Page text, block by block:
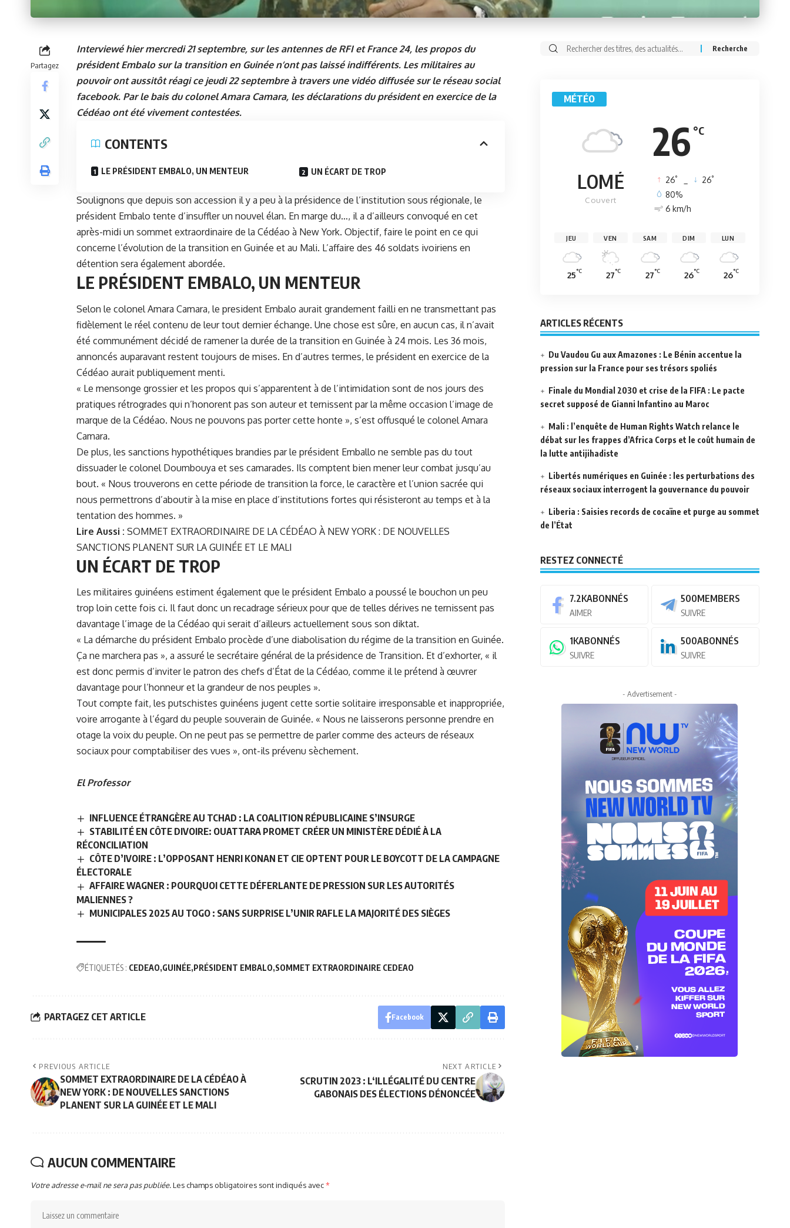
Partagez
Interviewé hier mercredi 21 septembre, sur les antennes de RFI et France 24, les propos du
président Embalo sur la transition en Guinée n’ont pas laissé indifférents. Les militaires au
pouvoir ont aussitôt réagi ce jeudi 22 septembre à travers une vidéo diffusée sur le réseau social
facebook. Par le bais du colonel Amara Camara, les déclarations du président en exercice de la
Cédéao ont été vivement contestées.
CONTENTS
LE PRÉSIDENT EMBALO, UN MENTEUR UN ÉCART DE TROP
Soulignons que depuis son accession il y a peu à la présidence de l’institution sous régionale, le
président Embalo tente d’insuffler un nouvel élan. En marge du…, il a d’ailleurs convoqué en cet
après-midi un sommet extraordinaire de la Cédéao à New York. Objectif, faire le point en ce qui
concerne l’évolution de la transition en Guinée et au Mali. L’affaire des 46 soldats ivoiriens en
détention sera également abordée.
LE PRÉSIDENT EMBALO, UN MENTEUR
Selon le colonel Amara Camara, le president Embalo aurait grandement failli en ne transmettant pas
fidèlement le réel contenu de leur tout dernier échange. Une chose est sûre, en aucun cas, il n’avait
été communément décidé de ramener la durée de la transition en Guinée à 24 mois. Les 36 mois,
annoncés auparavant restent toujours de mises. En d’autres termes, le président en exercice de la
Cédéao aurait publiquement menti.
« Le mensonge grossier et les propos qui s’apparentent à de l’intimidation sont de nos jours des
pratiques rétrogrades qui n’honorent pas son auteur et ternissent par la même occasion l’image de
marque de la Cédéao. Nous ne pouvons pas porter cette honte », s’est offusqué le colonel Amara
Camara.
De plus, les sanctions hypothétiques brandies par le président Emballo ne semble pas du tout
dissuader le colonel Doumbouya et ses camarades. Ils comptent bien mener leur combat jusqu’au
bout. « Nous trouverons en cette période de transition la force, le caractère et l’union sacrée qui
nous permettrons d’aboutir à la mise en place d’institutions fortes qui résisteront au temps et à la
tentation des hommes. »
Lire Aussi : SOMMET EXTRAORDINAIRE DE LA CÉDÉAO À NEW YORK : DE NOUVELLES
SANCTIONS PLANENT SUR LA GUINÉE ET LE MALI
UN ÉCART DE TROP
Les militaires guinéens estiment également que le président Embalo a poussé le bouchon un peu
trop loin cette fois ci. Il faut donc un recadrage sérieux pour que de telles dérives ne ternissent pas
davantage l’image de la Cédéao qui serait d’ailleurs actuellement sous son diktat.
« La démarche du président Embalo procède d’une diabolisation du régime de la transition en Guinée.
Ça ne marchera pas », a assuré le secrétaire général de la présidence de Transition. Et d’exhorter, « il
est donc permis d’inviter le patron des chefs d’État de la Cédéao, comme il le prétend à œuvrer
davantage pour l’honneur et la grandeur de nos peuples ».
Tout compte fait, les putschistes guinéens jugent cette sortie solitaire irresponsable et inappropriée,
voire arrogante à l’égard du peuple souverain de Guinée. « Nous ne laisserons personne prendre en
otage la voix du peuple. On ne peut pas se permettre de parler comme des acteurs de réseaux
sociaux pour comptabiliser des vues », ont-ils prévenu sèchement.
El Professor
INFLUENCE ÉTRANGÈRE AU TCHAD : LA COALITION RÉPUBLICAINE S’INSURGE
STABILITÉ EN CÔTE DIVOIRE: OUATTARA PROMET CRÉER UN MINISTÈRE DÉDIÉ À LA
RÉCONCILIATION
CÔTE D’IVOIRE : L’OPPOSANT HENRI KONAN ET CIE OPTENT POUR LE BOYCOTT DE LA CAMPAGNE
ÉLECTORALE
AFFAIRE WAGNER : POURQUOI CETTE DÉFERLANTE DE PRESSION SUR LES AUTORITÉS
MALIENNES ?
MUNICIPALES 2025 AU TOGO : SANS SURPRISE L’UNIR RAFLE LA MAJORITÉ DES SIÈGES
ÉTIQUETÉS : CEDEAO GUINÉE PRÉSIDENT EMBALO SOMMET EXTRAORDINAIRE CEDEAO
PARTAGEZ CET ARTICLE Facebook
PREVIOUS ARTICLE
SOMMET EXTRAORDINAIRE DE LA CÉDÉAO À
NEW YORK : DE NOUVELLES SANCTIONS
PLANENT SUR LA GUINÉE ET LE MALI
NEXT ARTICLE
SCRUTIN 2023 : L‘ILLÉGALITÉ DU CENTRE
GABONAIS DES ÉLECTIONS DÉNONCÉE
AUCUN COMMENTAIRE
Votre adresse e-mail ne sera pas publiée.Les champs obligatoires sont indiqués avec*
Rechercher:
MÉTÉO
26 °C
LOMÉ
Couvert
26° 26°
80%
6 km/h
JEU
25°C
VEN
27°C
SAM
27°C
DIM
26°C
LUN
26°C
ARTICLES RÉCENTS
Du Vaudou Gu aux Amazones : Le Bénin accentue la
pression sur la France pour ses trésors spoliés
Finale du Mondial 2030 et crise de la FIFA : Le pacte
secret supposé de Gianni Infantino au Maroc
Mali : l’enquête de Human Rights Watch relance le
débat sur les frappes d’Africa Corps et le coût humain de
la lutte antijihadiste
Libertés numériques en Guinée : les perturbations des
réseaux sociaux interrogent la gouvernance du pouvoir
Liberia : Saisies records de cocaïne et purge au sommet
de l’État
RESTEZ CONNECTÉ
7.2KABONNÉS
AIMER
500MEMBERS
SUIVRE
1KABONNÉS
SUIVRE
500ABONNÉS
SUIVRE
- Advertisement -